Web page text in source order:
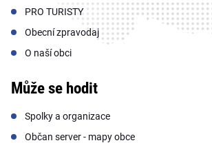
PRO TURISTY
Obecní zpravodaj
O naší obci
Může se hodit
Spolky a organizace
Občan server - mapy obce